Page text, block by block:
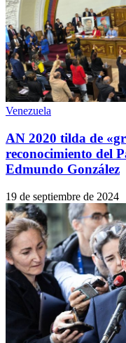
Venezuela
AN 2020 tilda de
reconocimiento del
Edmundo González
19 de septiembre de 2024